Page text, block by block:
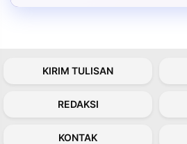
KIRIM TULISAN
REDAKSI
KONTAK